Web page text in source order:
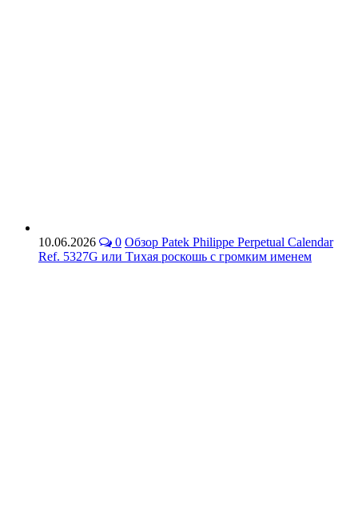
10.06.2026 0 Обзор Patek Philippe Perpetual Calendar
Ref. 5327G или Тихая роскошь с громким именем